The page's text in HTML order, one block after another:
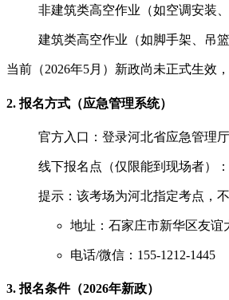
非建筑类高空作业‌（如空调安装
建筑类高空作业‌（如脚手架、吊
当前（2026年5月）新政尚未正式生效
‌2. 报名方式（应急管理系统）‌
官方入口‌：登录河北省应急管理
‌线下报名点‌（仅限能到现场者）：
提示：该考场为河北指定考点，
地址‌：石家庄市新华区友谊
‌电话/微信‌：155-1212-1445
‌3. 报名条件（2026年新政）‌